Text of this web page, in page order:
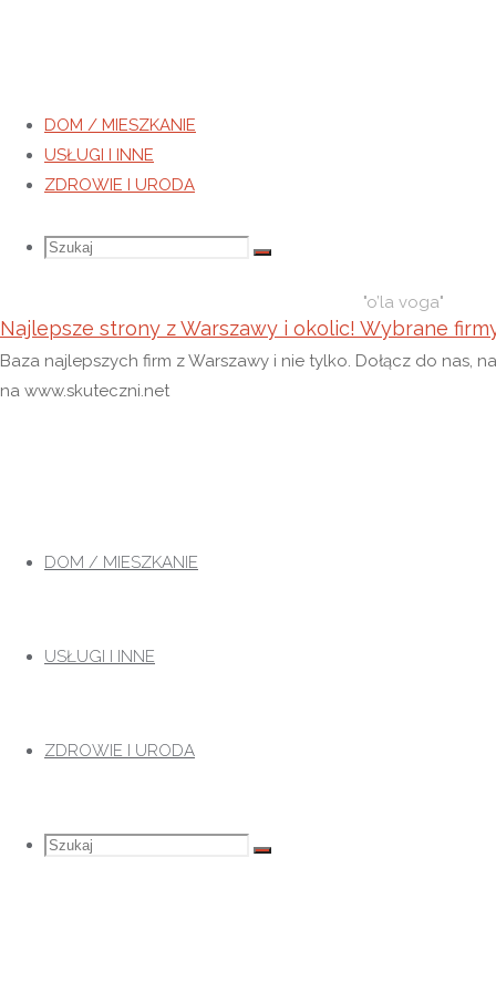
DOM / MIESZKANIE
USŁUGI I INNE
ZDROWIE I URODA
Szukaj
Szukaj:
Szukaj
Najlepsze strony z Warszawy i okolic! Wybrane
Baza najlepszych firm z Warszawy i nie tylko. Dołącz do nas,
na www.skuteczni.net
DOM / MIESZKANIE
USŁUGI I INNE
ZDROWIE I URODA
Szukaj
Szukaj:
Szukaj
Tag:o’la voga
"o’la voga"